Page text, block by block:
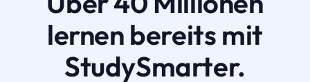
lernen bereits mit
StudySmarter.